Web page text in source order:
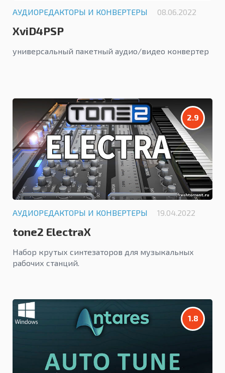
АУДИОРЕДАКТОРЫ И КОНВЕРТЕРЫ 08.06.2022
XviD4PSP
универсальный пакетный аудио/видео конвертер
2.9
АУДИОРЕДАКТОРЫ И КОНВЕРТЕРЫ 19.04.2022
tone2 ElectraX
Набор крутых синтезаторов для музыкальных
рабочих станций.
1.8